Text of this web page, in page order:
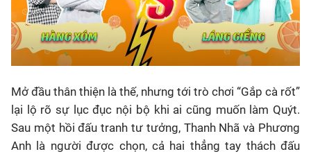
Mở đầu thân thiện là thế, nhưng tới trò chơi “Gắp cà rốt”
lại lộ rõ sự lục đục nội bộ khi ai cũng muốn làm Quýt.
Sau một hồi đấu tranh tư tưởng, Thanh Nhã và Phương
Anh là người được chọn, cả hai thẳng tay thách đấu